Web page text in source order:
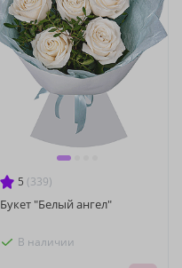
5 (339)
Букет "Белый ангел"
В наличии